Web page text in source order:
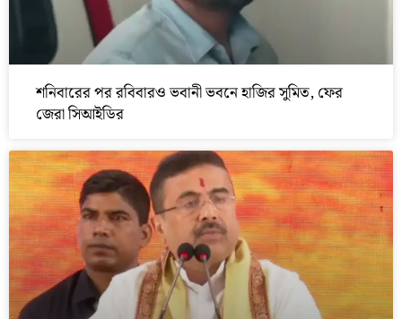
শনিবারের পর রবিবারও ভবানী ভবনে হাজির সুমিত, ফের
জেরা সিআইডির